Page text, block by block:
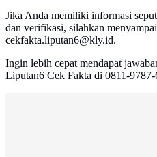
Jika Anda memiliki informasi
dan verifikasi, silahkan
cekfakta.liputan6@kly.id.
Ingin lebih cepat mendapat
Liputan6 Cek Fakta di 0811-9787-